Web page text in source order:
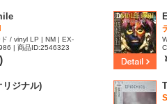
/ vinyl LP | NM | EX-
| 商品ID:2546323
ジナル)